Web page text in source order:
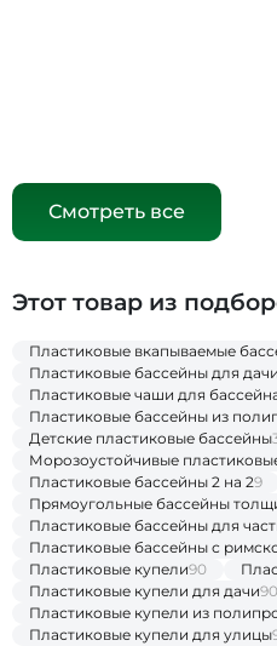
Смотреть все
Этот товар из
Пластиковые вкапываемые
Пластиковые бассейны для дачи
Пластиковые чаши для
Пластиковые бассейны из
Детские пластиковые бассейны
Морозоустойчивые
Пластиковые бассейны 2 на 29
Прямоугольные бассейны
Пластиковые бассейны для
Пластиковые бассейны с
Пластиковые купели90
Пластиковые купели для дачи90
Пластиковые купели из
Пластиковые купели для улицы